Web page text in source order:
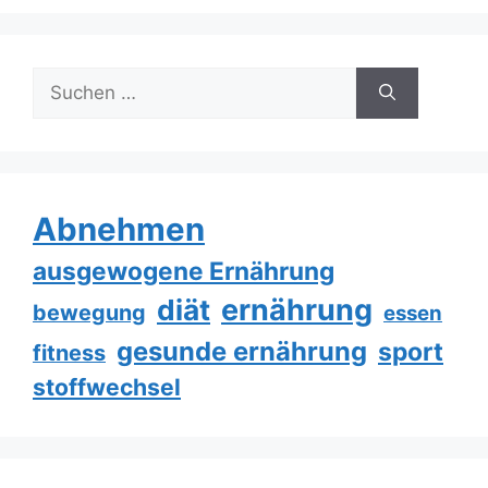
Suche
nach:
Abnehmen
ausgewogene Ernährung
bewegung diät ernährung essen
fitness gesunde ernährung sport
stoffwechsel